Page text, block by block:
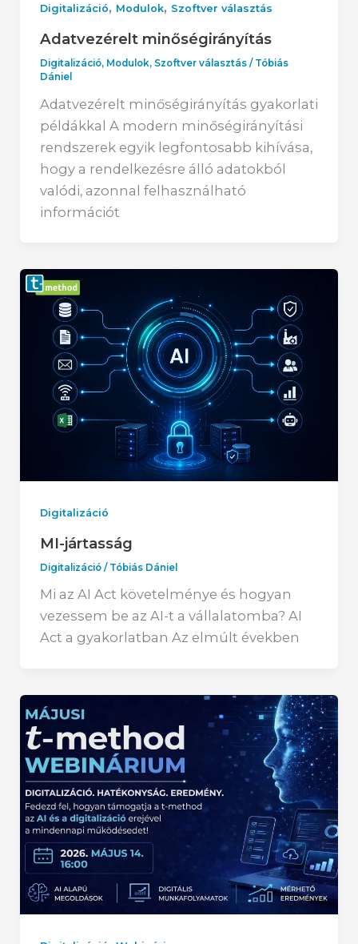
Digitalizáció, Modulok, Szoftver választás
Adatvezérelt minőségirányítás
Digitalizáció, Modulok, Szoftver választás/ Tóbiás
Dániel
Adatvezérelt minőségirányítás gyakorlati
példákkal A modern minőségirányítási
rendszerek egyik legfontosabb kihívása,
hogy a rendelkezésre álló adatokból
valódi, azonnal felhasználható
információt
Digitalizáció
MI-jártasság
Digitalizáció/ Tóbiás Dániel
Mi az AI Act követelménye és hogyan
vezessem be az AI-t a vállalatomba? AI
Act a gyakorlatban Az elmúlt években